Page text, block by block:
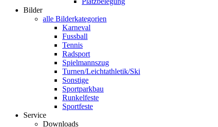
Bilder
alle Bilderkategorien
Karneval
Fussball
Tennis
Radsport
Spielmannszug
Turnen/Leichtathletik/Ski
Sonstige
Sportparkbau
Runkelfeste
Sportfeste
Service
Downloads